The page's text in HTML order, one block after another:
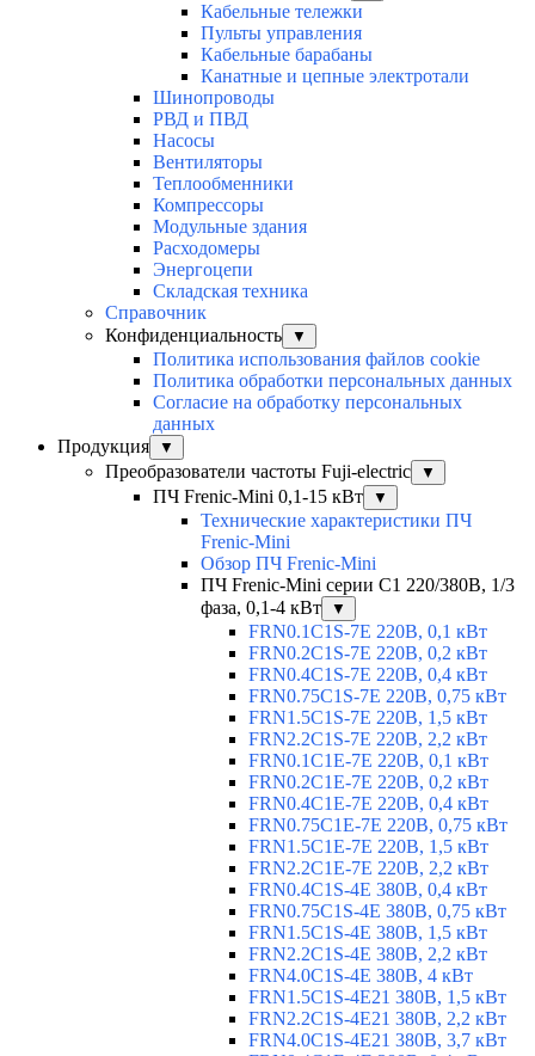
Кабельные тележки
Пульты управления
Кабельные барабаны
Канатные и цепные электротали
Шинопроводы
РВД и ПВД
Насосы
Вентиляторы
Теплообменники
Компрессоры
Модульные здания
Расходомеры
Энергоцепи
Складская техника
Справочник
Конфиденциальность
▼
Политика использования файлов cookie
Политика обработки персональных данных
Согласие на обработку персональных
данных
Продукция
▼
Преобразователи частоты Fuji-electric ▼
ПЧ Frenic-Mini 0,1-15 кВт ▼
Технические характеристики ПЧ
Frenic-Mini
Обзор ПЧ Frenic-Mini
ПЧ Frenic-Mini серии C1 220/380В, 1/3
фаза, 0,1-4 кВт
▼
FRN0.1C1S-7E 220В, 0,1 кВт
FRN0.2C1S-7E 220В, 0,2 кВт
FRN0.4C1S-7E 220В, 0,4 кВт
FRN0.75C1S-7E 220В, 0,75 кВт
FRN1.5C1S-7E 220В, 1,5 кВт
FRN2.2C1S-7E 220В, 2,2 кВт
FRN0.1C1E-7E 220В, 0,1 кВт
FRN0.2C1E-7E 220В, 0,2 кВт
FRN0.4C1E-7E 220В, 0,4 кВт
FRN0.75C1E-7E 220В, 0,75 кВт
FRN1.5C1E-7E 220В, 1,5 кВт
FRN2.2C1E-7E 220В, 2,2 кВт
FRN0.4C1S-4E 380В, 0,4 кВт
FRN0.75C1S-4E 380В, 0,75 кВт
FRN1.5C1S-4E 380В, 1,5 кВт
FRN2.2C1S-4E 380В, 2,2 кВт
FRN4.0C1S-4E 380В, 4 кВт
FRN1.5C1S-4E21 380В, 1,5 кВт
FRN2.2C1S-4E21 380В, 2,2 кВт
FRN4.0C1S-4E21 380В, 3,7 кВт